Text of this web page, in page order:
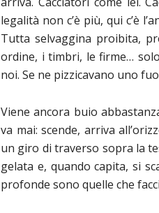
legalità non c’è più, qui c’è
Tutta selvaggina proibita,
ordine, i timbri, le firme…
noi. Se ne pizzicavano uno
Viene ancora buio
va mai: scende, arriva
un giro di traverso sopra la
gelata e, quando capita, si
profonde sono quelle che